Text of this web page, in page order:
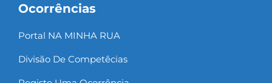
Ocorrências
Portal NA MINHA RUA
Divisão De Competêcias